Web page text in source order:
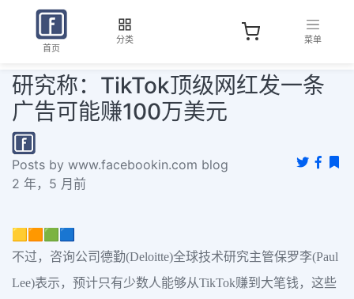
首页
分类 菜单
研究称：TikTok顶级网红发一条
广告可能赚100万美元
Posts by www.facebookin.com blog
2 年，5 月前
🟨🟧🟩🟦
不过，咨询公司德勤(Deloitte)全球技术研究主管保罗李(Paul
Lee)表示，预计只有少数人能够从TikTok赚到大笔钱，这些